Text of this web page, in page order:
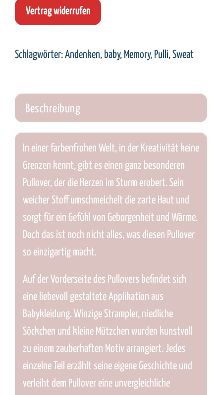
Vertrag widerrufen
Schlagwörter:Andenken, baby, Memory, Pulli,Sweat
Beschreibung
In einer farbenfrohen Welt, in der Kreativität keine
Grenzen kennt, gibt es einen ganz besonderen
Pullover, der die Herzen im Sturm erobert. Sein
weicher Stoff umschmeichelt die zarte Haut und
sorgt für ein Gefühl von Geborgenheit und Wärme.
Doch das ist noch nicht alles, was diesen Pullover
so einzigartig macht.
Auf der Vorderseite des Pullovers befindet sich
eine liebevoll gestaltete Applikation aus
Babykleidung. Winzige Strampler, niedliche
Söckchen und kleine Mützchen wurden kunstvoll
zu einem zauberhaften Motiv arrangiert. Jedes
einzelne Teil erzählt seine eigene Geschichte und
verleiht dem Pullover eine unvergleichliche